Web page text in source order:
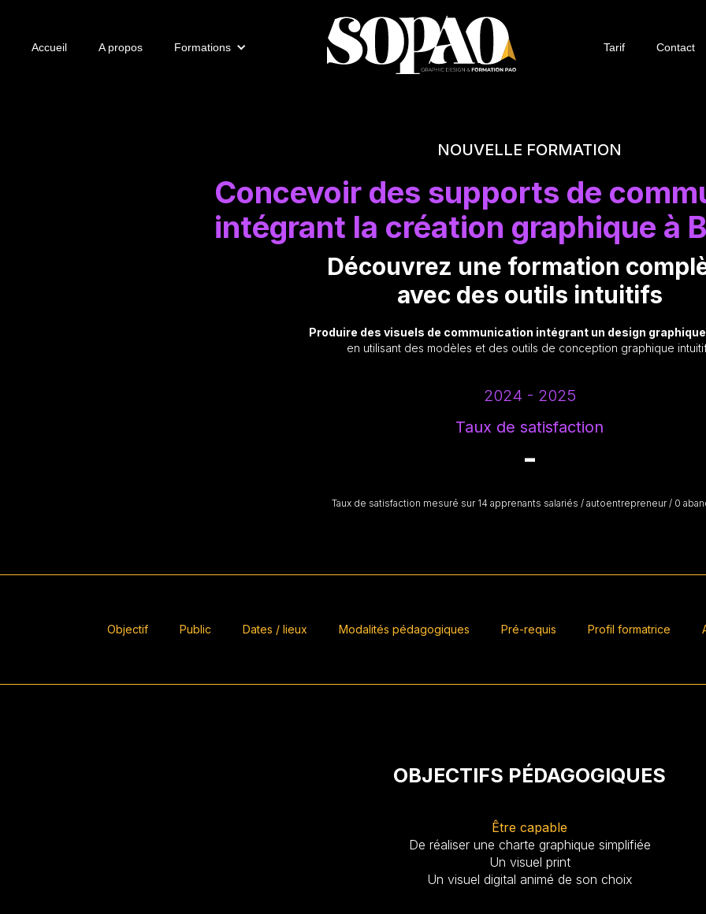
Accueil A propos Formations Tarif Contact
NOUVELLE FORMATION
Concevoir des supports de
intégrant la création graphique à
Découvrez une formation
avec des outils intuitifs
Produire des visuels de communication intégrant un design
en utilisant des modèles et des outils de conception graphique
2024 - 2025
Taux de satisfaction
-
Taux de satisfaction mesuré sur 14 apprenants salariés / autoentrepreneur / 0
Objectif Public Dates / lieux Modalités pédagogiques Pré-requis Profil formatrice
OBJECTIFS PÉDAGOGIQUES
Être capable
De réaliser une charte graphique simplifiée
Un visuel print
Un visuel digital animé de son choix